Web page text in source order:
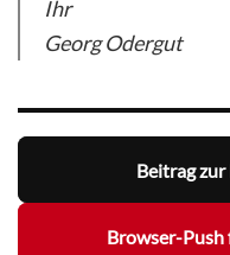
Ihr
Georg Odergut
Beitrag
Browser-